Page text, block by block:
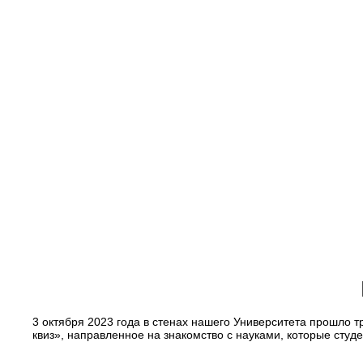
3 октября 2023 года в стенах нашего Университета прошло
квиз», направленное на знакомство с науками, которые